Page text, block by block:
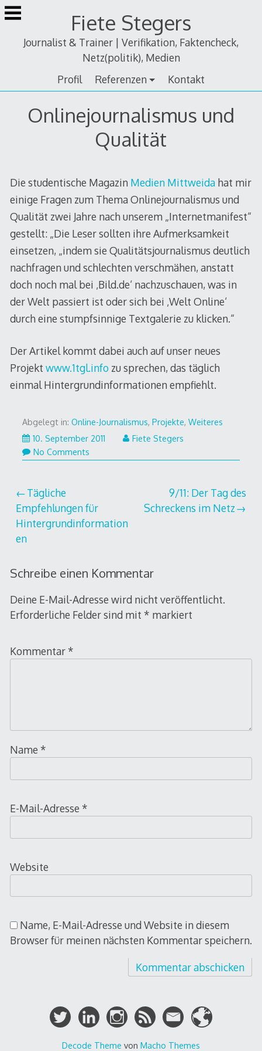
Zum
Inhalt
Fiete Stegers
Journalist & Trainer | Verifikation, Faktencheck,
Netz(politik), Medien
Profil
Referenzen Kontakt
Onlinejournalismus und
Qualität
Die studentische Magazin Medien Mittweidahat mir
einige Fragen zum Thema Onlinejournalismus und
Qualität zwei Jahre nach unserem „Internetmanifest“
gestellt: „Die Leser sollten ihre Aufmerksamkeit
einsetzen, „indem sie Qualitätsjournalismus deutlich
nachfragen und schlechten verschmähen, anstatt
doch noch mal bei ‚Bild.de‘ nachzuschauen, was in
der Welt passiert ist oder sich bei ‚Welt Online‘
durch eine stumpfsinnige Textgalerie zu klicken.“
Der Artikel kommt dabei auch auf unser neues
Projekt www.1tgl.infozu sprechen, das täglich
einmal Hintergrundinformationen empfiehlt.
Abgelegt in: Online-Journalismus, Projekte, Weiteres
10. September 201110.
Fiete Stegers
No Comments
Beitragsnavigation
Tägliche
Empfehlungen für
Hintergrundinformation
en
9/11: Der Tag des
Schreckens im Netz
Schreibe einen Kommentar
Deine E-Mail-Adresse wird nicht veröffentlicht.
Erforderliche Felder sind mit * markiert
Kommentar *
Name *
E-Mail-Adresse *
Website
Name, E-Mail-Adresse und Website in diesem
Browser für meinen nächsten Kommentar speichern.
Decode Theme von Macho Themes